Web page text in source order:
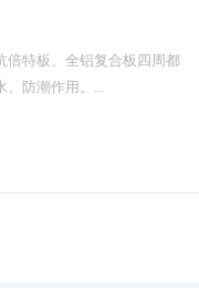
倍特板、全铝复合板四周都
防潮作用。...